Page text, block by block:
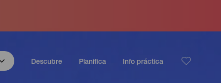
Descubre Planifica Info práctica